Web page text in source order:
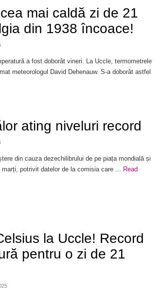
mai caldă zi de 21
din 1938 încoace!
a fost doborât vineri. La Uccle, termometrele
meteorologul David Dehenauw. S-a doborât astfel
ating niveluri record
din cauza dezechilibrului de pe piața mondială și
potrivit datelor de la comisia care ...
Read
la Uccle! Record
pentru o zi de 21